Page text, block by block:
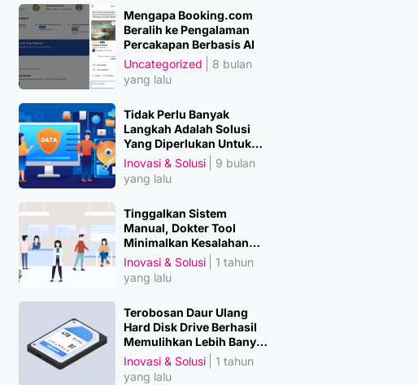
Mengapa Booking.com
Beralih ke Pengalaman
Percakapan Berbasis AI
Uncategorized
8 bulan
yang lalu
Tidak Perlu Banyak
Langkah Adalah Solusi
Yang Diperlukan Untuk
Amankan Data
Inovasi & Solusi
9 bulan
yang lalu
Tinggalkan Sistem
Manual, Dokter Tool
Minimalkan Kesalahan
Manusia
Inovasi & Solusi
1 tahun
yang lalu
Terobosan Daur Ulang
Hard Disk Drive Berhasil
Memulihkan Lebih Banyak
Material Penting
Inovasi & Solusi
1 tahun
yang lalu